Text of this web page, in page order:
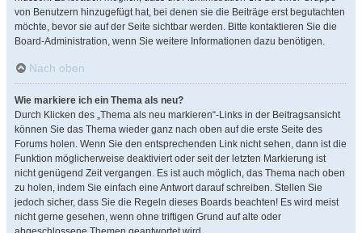
von Benutzern hinzugefügt hat, bei denen sie die Beiträge erst begutachten
möchte, bevor sie auf der Seite sichtbar werden. Bitte kontaktieren Sie die
Board-Administration, wenn Sie weitere Informationen dazu benötigen.
Nach oben
Wie markiere ich ein Thema als neu?
Durch Klicken des „Thema als neu markieren“-Links in der Beitragsansicht
können Sie das Thema wieder ganz nach oben auf die erste Seite des
Forums holen. Wenn Sie den entsprechenden Link nicht sehen, dann ist die
Funktion möglicherweise deaktiviert oder seit der letzten Markierung ist
nicht genügend Zeit vergangen. Es ist auch möglich, das Thema nach oben
zu holen, indem Sie einfach eine Antwort darauf schreiben. Stellen Sie
jedoch sicher, dass Sie die Regeln dieses Boards beachten! Es wird meist
nicht gerne gesehen, wenn ohne triftigen Grund auf alte oder